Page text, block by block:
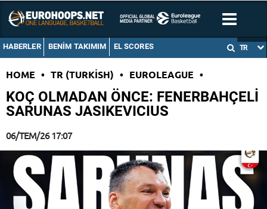
HABERLER BENIM TAKIMIM EL SCORES TR
HOME • TR (TURKISH) • EUROLEAGUE •
KOÇ OLMADAN ÖNCE: FENERBAHÇELİ
SARUNAS JASIKEVICIUS
06/TEM/26 17:07